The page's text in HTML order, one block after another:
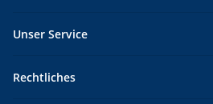
Unser Service
Rechtliches